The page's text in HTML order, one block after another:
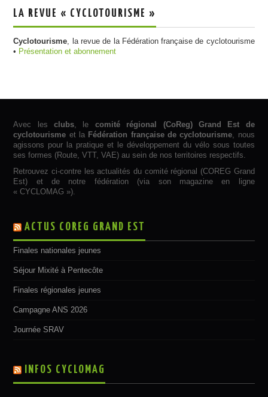
LA REVUE « CYCLOTOURISME »
Cyclotourisme, la revue de la Fédération française de cyclotourisme
• Présentation et abonnement
Avec lesclubs, le comité régional (CoReg) Grand Est de
cyclotourisme et la Fédération française de cyclotourisme, nous
agissons pour la pratique et le développement du vélo sous toutes
ses formes (Route, VTT, VAE) au sein de nos territoires respectifs.
Retrouvez ci-contre les actualités du comité régional (COREG Grand
Est) et de notre fédération (via son magazine en ligne
« CYCLOMAG »).
ACTUS COREG GRAND EST
Finales nationales jeunes
Séjour Mixité à Pentecôte
Finales régionales jeunes
Campagne ANS 2026
Journée SRAV
INFOS CYCLOMAG